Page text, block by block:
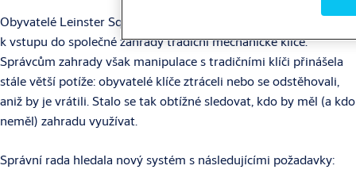
Obyvatelé Leinster Square Gardens v Londýně po léta používali
k vstupu do společné zahrady tradiční mechanické klíče.
Správcům zahrady však manipulace s tradičními klíči přinášela
stále větší potíže: obyvatelé klíče ztráceli nebo se odstěhovali,
aniž by je vrátili. Stalo se tak obtížné sledovat, kdo by měl (a kdo
neměl) zahradu využívat.
Správní rada hledala nový systém s následujícími požadavky: